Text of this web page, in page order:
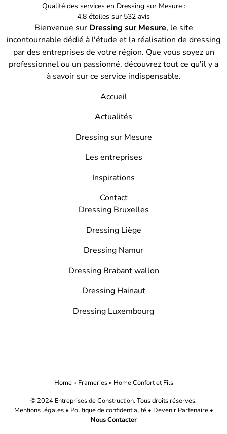
Qualité des services en Dressing sur Mesure :
4,8 étoiles sur 532 avis
Bienvenue sur Dressing sur Mesure, le site
incontournable dédié à l'étude et la réalisation de dressing
par des entreprises de votre région. Que vous soyez un
professionnel ou un passionné, découvrez tout ce qu'il y a
à savoir sur ce service indispensable.
Accueil
Actualités
Dressing sur Mesure
Les entreprises
Inspirations
Contact
Dressing Bruxelles
Dressing Liège
Dressing Namur
Dressing Brabant wallon
Dressing Hainaut
Dressing Luxembourg
Home» Frameries» Home Confort et Fils
© 2024 Entreprises de Construction. Tous droits réservés.
Mentions légales• Politique de confidentialité• Devenir Partenaire•
Nous Contacter